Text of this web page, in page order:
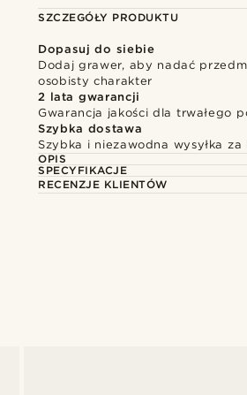
SZCZEGÓŁY PRODUKTU
Dopasuj do siebie
Dodaj grawer, aby nadać
osobisty charakter
2 lata gwarancji
Gwarancja jakości dla trwałego
Szybka dostawa
Szybka i niezawodna wysyłka za
OPIS
SPECYFIKACJE
RECENZJE KLIENTÓW